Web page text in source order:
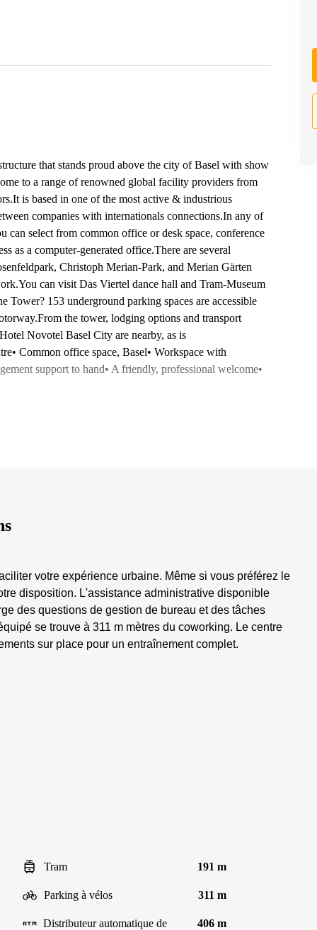
that stands proud above the city of Basel with show
to a range of renowned global facility providers from
is based in one of the most active & industrious
companies with internationals connections.In any of
select from common office or desk space, conference
as a computer-generated office.There are several
Christoph Merian-Park, and Merian Gärten
can visit Das Viertel dance hall and Tram-Museum
153 underground parking spaces are accessible
the tower, lodging options and transport
Novotel Basel City are nearby, as is
Common office space, Basel• Workspace with
support to hand• A friendly, professional welcome•
votre expérience urbaine. Même si vous préférez le
disposition. L'assistance administrative disponible
des questions de gestion de bureau et des tâches
se trouve à 311 m mètres du coworking. Le centre
sur place pour un entraînement complet.
Tram 191 m
Parking à vélos 311 m
Distributeur automatique de 406 m